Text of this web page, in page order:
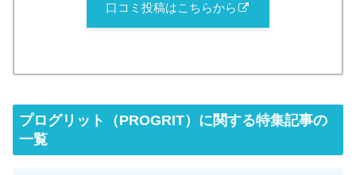
口コミ投稿はこちらから
プログリット（PROGRIT）に関する特集記事の
一覧